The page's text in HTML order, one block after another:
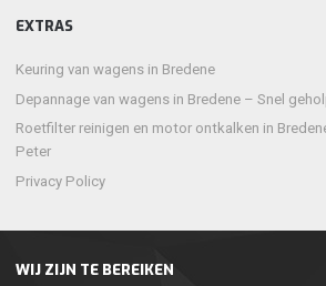
WIJ ZIJN TE BEREIKEN
EXTRAS
Keuring van wagens in Bredene
Depannage van wagens in Bredene – Snel
Roetfilter reinigen en motor ontkalken in
Peter
Privacy Policy